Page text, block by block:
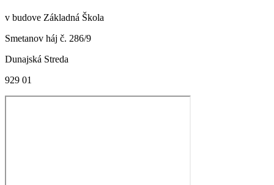
v budove Základná Škola
Smetanov háj č. 286/9
Dunajská Streda
929 01